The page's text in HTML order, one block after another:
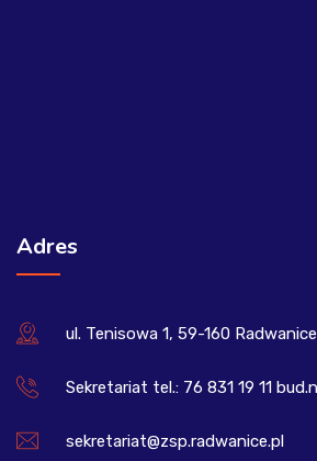
Adres
ul. Tenisowa 1, 59-160 Radwanice
Sekretariat tel.: 76 831 19 11
sekretariat@zsp.radwanice.pl